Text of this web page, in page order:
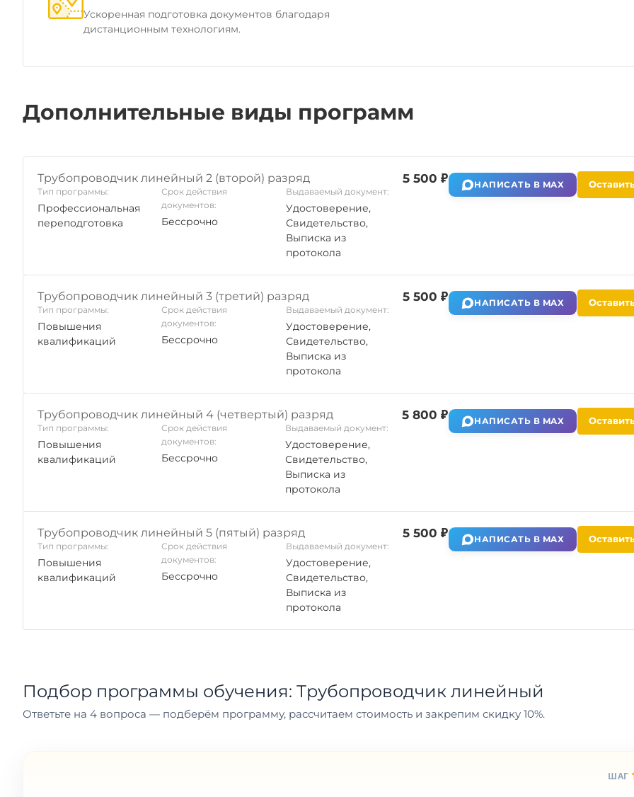
Ускоренная подготовка документов благодаря
дистанционным технологиям.
Дополнительные виды программ
Трубопроводчик линейный 2 (второй) разряд
Тип программы:
Профессиональная
переподготовка
Срок действия
документов:
Бессрочно
Выдаваемый документ:
Удостоверение,
Свидетельство,
Выписка из
протокола
5 500 ₽ НАПИСАТЬ В MAX
Трубопроводчик линейный 3 (третий) разряд
Тип программы:
Повышения
квалификаций
Срок действия
документов:
Бессрочно
Выдаваемый документ:
Удостоверение,
Свидетельство,
Выписка из
протокола
5 500 ₽ НАПИСАТЬ В MAX
Трубопроводчик линейный 4 (четвертый) разряд
Тип программы:
Повышения
квалификаций
Срок действия
документов:
Бессрочно
Выдаваемый документ:
Удостоверение,
Свидетельство,
Выписка из
протокола
5 800 ₽ НАПИСАТЬ В MAX
Трубопроводчик линейный 5 (пятый) разряд
Тип программы:
Повышения
квалификаций
Срок действия
документов:
Бессрочно
Выдаваемый документ:
Удостоверение,
Свидетельство,
Выписка из
протокола
5 500 ₽ НАПИСАТЬ В MAX
Подбор программы обучения: Трубопроводчик линейный
Ответьте на 4 вопроса — подберём программу, рассчитаем стоимость и закрепим скидку 10%.
ШАГ